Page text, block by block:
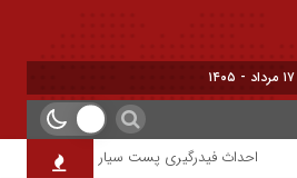
احداث فیدرگیری پست سیار شهرک رازی؛ گامی